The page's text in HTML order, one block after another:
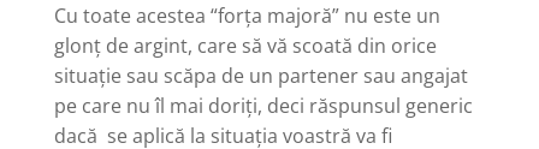
Cu toate acestea “forța majoră” nu este un
glonț de argint, care să vă scoată din orice
situație sau scăpa de un partener sau angajat
pe care nu îl mai doriți, deci răspunsul generic
dacă se aplică la situația voastră va fi